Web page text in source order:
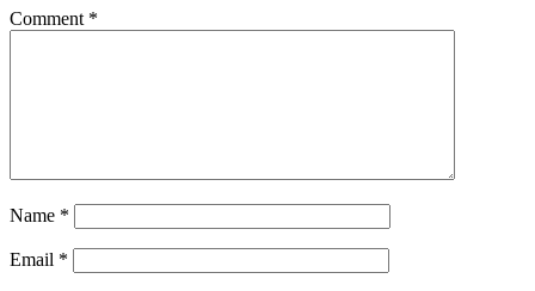
Comment *
Name *
Email *